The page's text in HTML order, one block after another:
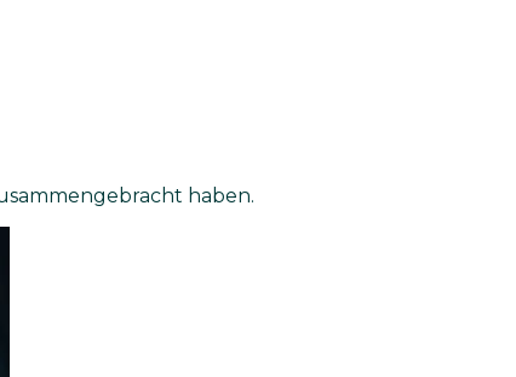
haben.